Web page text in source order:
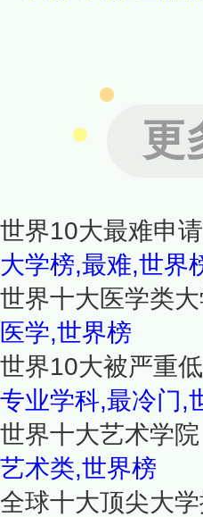
更
世界10大最难申
大学榜,最难,世界
世界十大医学类
医学,世界榜
世界10大被严重
专业学科,最冷门,
世界十大艺术学
艺术类,世界榜
全球十大顶尖大